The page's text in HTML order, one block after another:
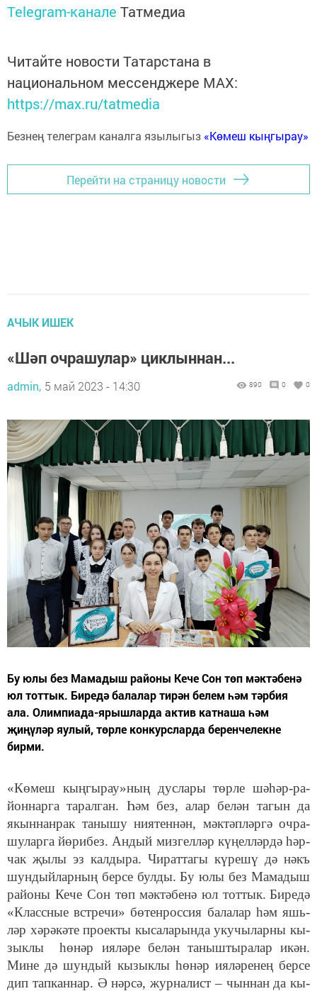
Telegram-канале Татмедиа
Читайте новости Татарстана в
национальном мессенджере MАХ:
https://max.ru/tatmedia
Безнең телеграм каналга язылыгыз «Көмеш кыңгырау»
Перейти на страницу новости
АЧЫК ИШЕК
«Шәп очрашулар» циклыннан...
admin, 5 май 2023 - 14:30 890 0 0
Бу юлы без Ма­ма­дыш ра­йо­ны Ке­че Сон төп мәк­тә­бе­нә
юл тот­тык. Биредә балалар тирән белем һәм тәрбия
ала. Олимпиада-ярышларда актив катнаша һәм
җиңүләр яулый, төрле конкурсларда беренчелекне
бирми.
«Кө­меш кың­гы­рау»­ның дус­ла­ры төр­ле шә­һәр-ра­
йон­нар­га та­рал­ган. Һәм без, алар бе­лән та­гын да
якын­нан­рак та­ны­шу ни­я­тен­нән, мәк­тәп­ләр­гә оч­ра­
шу­лар­га йө­ри­без. Ан­дый миз­гел­ләр кү­ңел­ләр­дә һәр­
чак җы­лы эз кал­ды­ра. Чи­рат­та­гы кү­ре­шү дә нәкъ
шун­дый­лар­ның бер­се бул­ды. Бу юлы без Ма­ма­дыш
ра­йо­ны Ке­че Сон төп мәк­тә­бе­нә юл тот­тык. Би­ре­дә
«К­ласс­ные вст­ре­чи» бө­тен­рос­сия ба­ла­лар һәм яшь­
ләр хә­рә­кә­те про­ек­ты кы­са­ла­рын­дауку­чы­лар­ныкы­
зык­лы һө­нәр ия­лә­ребе­лән та­ныш­ты­ра­лар икән.
Ми­не дә шун­дый кы­зык­лы һө­нәр ия­лә­ре­нең бер­се
дип тап­кан­нар. Ә нәр­сә, жур­на­лист – чын­нан да кы­